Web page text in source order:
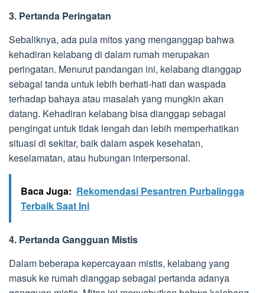
3. Pertanda Peringatan
Sebaliknya, ada pula mitos yang menganggap bahwa
kehadiran kelabang di dalam rumah merupakan
peringatan. Menurut pandangan ini, kelabang dianggap
sebagai tanda untuk lebih berhati-hati dan waspada
terhadap bahaya atau masalah yang mungkin akan
datang. Kehadiran kelabang bisa dianggap sebagai
pengingat untuk tidak lengah dan lebih memperhatikan
situasi di sekitar, baik dalam aspek kesehatan,
keselamatan, atau hubungan interpersonal.
Baca Juga: Rekomendasi Pesantren Purbalingga
Terbaik Saat Ini
4. Pertanda Gangguan Mistis
Dalam beberapa kepercayaan mistis, kelabang yang
masuk ke rumah dianggap sebagai pertanda adanya